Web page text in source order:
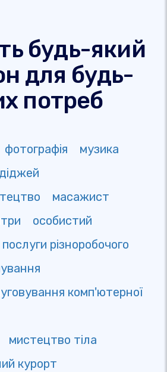
будь-який
для будь-
потреб
фотографія
музика
діджей
масажист
особистий
послуги різноробочого
комп'ютерної
мистецтво тіла
курорт